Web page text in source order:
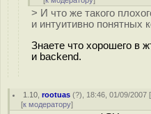
> И что же такого
и интуитивно понятных
Знаете что хорошего в
и backend.
1.10 ,rootuas (?), 18:46, 01/09/2007 [
[к модератору]